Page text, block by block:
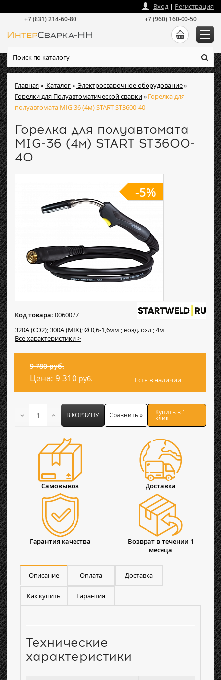
Главная» Каталог» Электросварочное оборудование»
Горелки для Полуавтоматической сварки» Горелка для
полуавтомата MIG-36 (4м) START ST3600-40
Горелка для полуавтомата
MIG-36 (4м) START ST3600-
40
-5%
Код товара: 0060077
320А (CO2); 300А (MIX); Ø 0,6-1,6мм ; возд. охл ; 4м
Все характеристики >
9 780 руб.
Цена: 9 310 руб. Есть в наличии
В КОРЗИНУ Сравнить » Купить в 1
клик
Самовывоз Доставка
Гарантия качества
Возврат в течении 1
месяца
Описание Оплата Доставка
Как купить Гарантия
Технические
характеристики
Вход| Регистрация
+7 (831) 214-60-80 +7 (960) 160-00-50